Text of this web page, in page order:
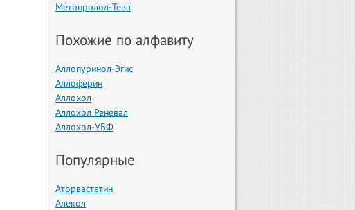
Метопролол-Тева
Похожие по алфавиту
Аллопуринол-Эгис
Аллоферин
Аллохол
Аллохол Реневал
Аллохол-УБФ
Популярные
Аторвастатин
Алекол